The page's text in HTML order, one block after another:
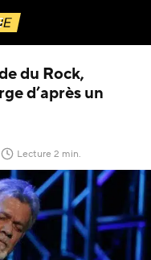
du Rock,
d’après un
le )
Lecture 2 min.